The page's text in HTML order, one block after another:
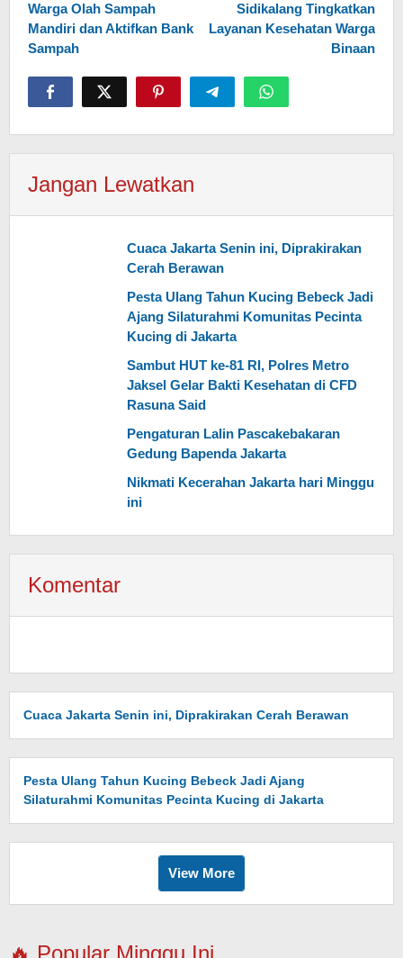
Warga Olah Sampah
Mandiri dan Aktifkan Bank
Sampah
Sidikalang Tingkatkan
Layanan Kesehatan Warga
Binaan
Jangan Lewatkan
Cuaca Jakarta Senin ini, Diprakirakan
Cerah Berawan
Pesta Ulang Tahun Kucing Bebeck Jadi
Ajang Silaturahmi Komunitas Pecinta
Kucing di Jakarta
Sambut HUT ke-81 RI, Polres Metro
Jaksel Gelar Bakti Kesehatan di CFD
Rasuna Said
Pengaturan Lalin Pascakebakaran
Gedung Bapenda Jakarta
Nikmati Kecerahan Jakarta hari Minggu
ini
Komentar
Cuaca Jakarta Senin ini, Diprakirakan Cerah Berawan
Pesta Ulang Tahun Kucing Bebeck Jadi Ajang
Silaturahmi Komunitas Pecinta Kucing di Jakarta
View More